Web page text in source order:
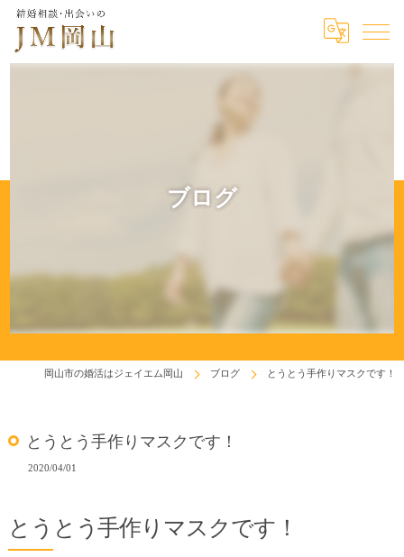
ブログ
岡山市の婚活はジェイエム岡山 ブログ とうとう手作りマスクです！
とうとう手作りマスクです！
2020/04/01
とうとう手作りマスクです！